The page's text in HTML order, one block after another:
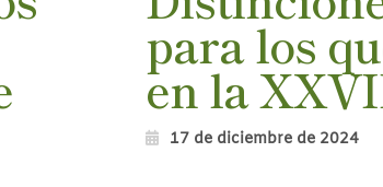
para los
en la
17 de diciembre de 2024